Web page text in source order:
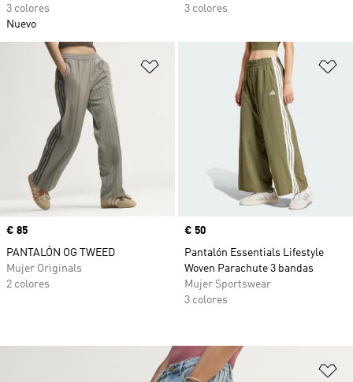
3 colores
Nuevo
3 colores
Añadir a la lista de deseos
Precio
€ 85
PANTALÓN OG TWEED
Mujer Originals
2 colores
Precio
€ 50
Pantalón Essentials Lifestyle
Woven Parachute 3 bandas
Mujer Sportswear
3 colores